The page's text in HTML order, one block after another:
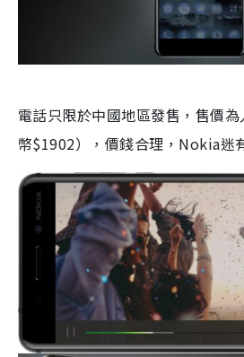
電話只限於中國地區發售，售價
幣$1902），價錢合理，Nokia迷